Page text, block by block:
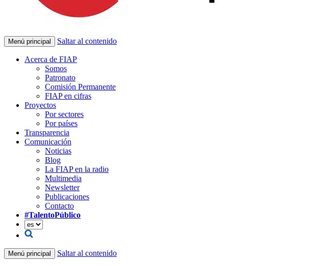
Menú principal Saltar al contenido
Acerca de FIAP
Somos
Patronato
Comisión Permanente
FIAP en cifras
Proyectos
Por sectores
Por países
Transparencia
Comunicación
Noticias
Blog
La FIAP en la radio
Multimedia
Newsletter
Publicaciones
Contacto
#TalentoPúblico
Menú principal Saltar al contenido